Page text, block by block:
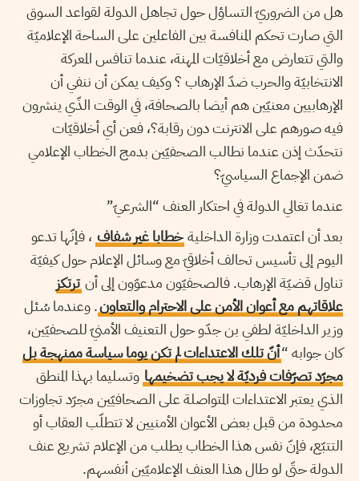
هل من الضروريّ التساؤل حول تجاهل الدولة لقواعد السوق
التي صارت تحكم المنافسة بين الفاعلين على الساحة الإعلاميّة
والتي تتعارض مع أخلاقيّات المهنة، عندما تنافس المعركة
الانتخابيّة والحرب ضدّ الإرهاب ؟ وكيف يمكن أن ننفي أن
الإرهابيين معنيّين هم أيضا بالصحافة، في الوقت الذّي ينشرون
فيه صورهم على الانترنت دون رقابة؟، فعن أي أخلاقيّات
نتحدّث إذن عندما نطالب الصحفيّين بدمج الخطاب الإعلامي
ضمن الإجماع السياسيّ؟
عندما تغالي الدولة في احتكار العنف “الشرعيّ”
بعد أن اعتمدت وزارة الداخلية خطابا غير شفاف ، فإنّها تدعو
اليوم إلى تأسيس تحالف أخلاقيّ مع وسائل الإعلام حول كيفيّة
تناول قضيّة الإرهاب. فالصحفيّون مدعوّون إلى أن ترتكز
علاقاتهم مع أعوان الأمن على الاحترام والتعاون. وعندما سُئل
وزير الداخليّة لطفي بن جدّو حول التعنيف الأمنيّ للصحفيّين،
كان جوابه “أنّ تلك الاعتداءات لم تكن يوما سياسة ممنهجة بل
مجرّد تصرّفات فرديّة لا يجب تضخيمها وتسليما بهذا المنطق
الذي يعتبر الاعتداءات المتواصلة على الصحافيّين مجرّد تجاوزات
محدودة من قبل بعض الأعوان الأمنيين لا تتطلّب العقاب أو
التتبّع، فإنّ نفس هذا الخطاب يطلب من الإعلام تشريع عنف
الدولة حتّى لو طال هذا العنف الإعلاميّين أنفسهم.